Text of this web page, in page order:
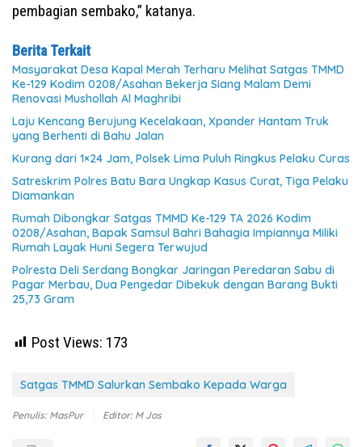
pembagian sembako,” katanya.
Berita Terkait
Masyarakat Desa Kapal Merah Terharu Melihat Satgas TMMD
Ke-129 Kodim 0208/Asahan Bekerja Siang Malam Demi
Renovasi Mushollah Al Maghribi
Laju Kencang Berujung Kecelakaan, Xpander Hantam Truk
yang Berhenti di Bahu Jalan
Kurang dari 1×24 Jam, Polsek Lima Puluh Ringkus Pelaku Curas
Satreskrim Polres Batu Bara Ungkap Kasus Curat, Tiga Pelaku
Diamankan
Rumah Dibongkar Satgas TMMD Ke-129 TA 2026 Kodim
0208/Asahan, Bapak Samsul Bahri Bahagia Impiannya Miliki
Rumah Layak Huni Segera Terwujud
Polresta Deli Serdang Bongkar Jaringan Peredaran Sabu di
Pagar Merbau, Dua Pengedar Dibekuk dengan Barang Bukti
25,73 Gram
Post Views: 173
Satgas TMMD Salurkan Sembako Kepada Warga
Penulis: MasPur Editor: M Jos